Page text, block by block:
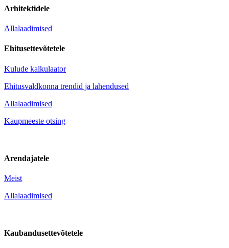
Arhitektidele
Allalaadimised
Ehitusettevõtetele
Kulude kalkulaator
Ehitusvaldkonna trendid ja lahendused
Allalaadimised
Kaupmeeste otsing
Arendajatele
Meist
Allalaadimised
Kaubandusettevõtetele